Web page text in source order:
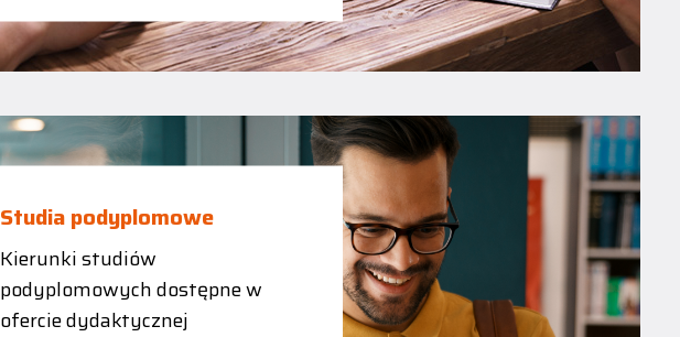
Studia podyplomowe
Kierunki studiów
podyplomowych dostępne w
ofercie dydaktycznej